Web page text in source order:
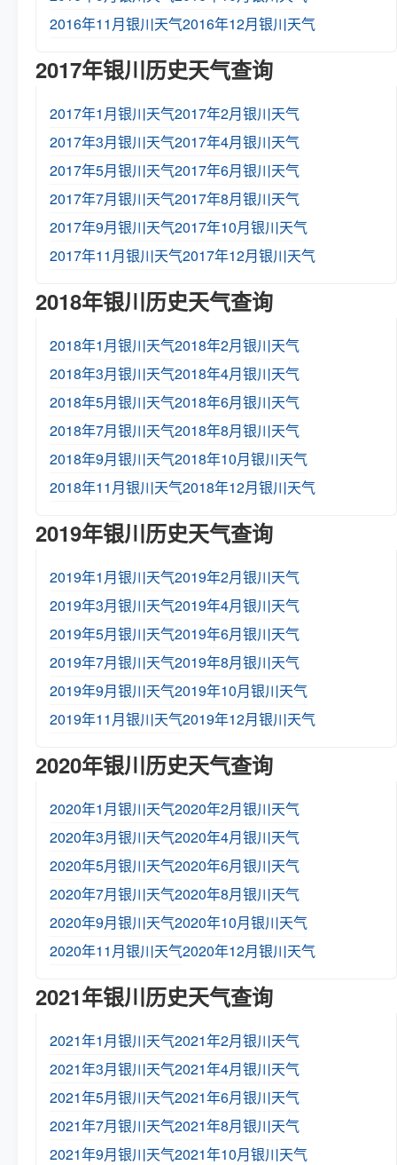
2016年11月银川天气2016年12月银川天气
2017年银川历史天气查询
2017年1月银川天气2017年2月银川天气
2017年3月银川天气2017年4月银川天气
2017年5月银川天气2017年6月银川天气
2017年7月银川天气2017年8月银川天气
2017年9月银川天气2017年10月银川天气
2017年11月银川天气2017年12月银川天气
2018年银川历史天气查询
2018年1月银川天气2018年2月银川天气
2018年3月银川天气2018年4月银川天气
2018年5月银川天气2018年6月银川天气
2018年7月银川天气2018年8月银川天气
2018年9月银川天气2018年10月银川天气
2018年11月银川天气2018年12月银川天气
2019年银川历史天气查询
2019年1月银川天气2019年2月银川天气
2019年3月银川天气2019年4月银川天气
2019年5月银川天气2019年6月银川天气
2019年7月银川天气2019年8月银川天气
2019年9月银川天气2019年10月银川天气
2019年11月银川天气2019年12月银川天气
2020年银川历史天气查询
2020年1月银川天气2020年2月银川天气
2020年3月银川天气2020年4月银川天气
2020年5月银川天气2020年6月银川天气
2020年7月银川天气2020年8月银川天气
2020年9月银川天气2020年10月银川天气
2020年11月银川天气2020年12月银川天气
2021年银川历史天气查询
2021年1月银川天气2021年2月银川天气
2021年3月银川天气2021年4月银川天气
2021年5月银川天气2021年6月银川天气
2021年7月银川天气2021年8月银川天气
2021年9月银川天气2021年10月银川天气